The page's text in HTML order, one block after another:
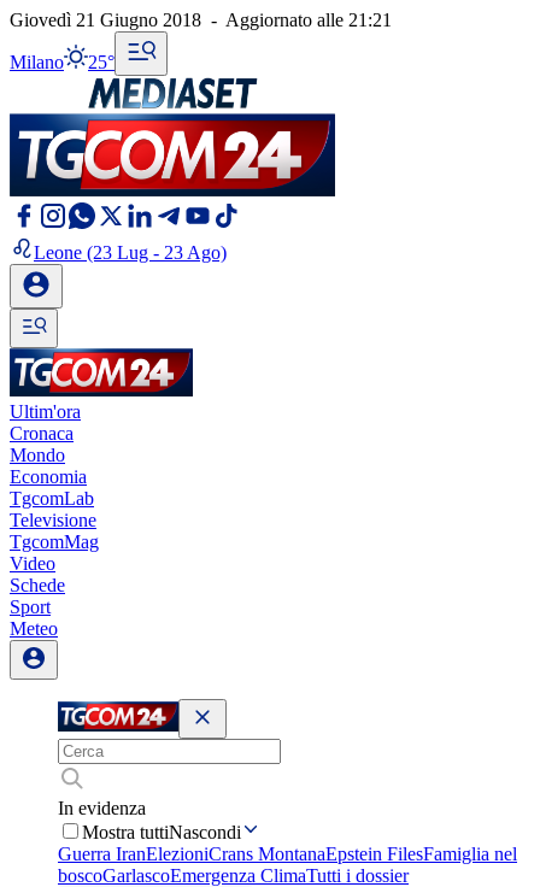
Giovedì 21 Giugno 2018 - Aggiornato alle 21:21
Milano 25°
Leone (23 Lug - 23 Ago)
Ultim'ora
Cronaca
Mondo
Economia
TgcomLab
Televisione
TgcomMag
Video
Schede
Sport
Meteo
In evidenza
Mostra tuttiNascondi
Guerra IranElezioniCrans MontanaEpstein FilesFamiglia nel
boscoGarlascoEmergenza ClimaTutti i dossier